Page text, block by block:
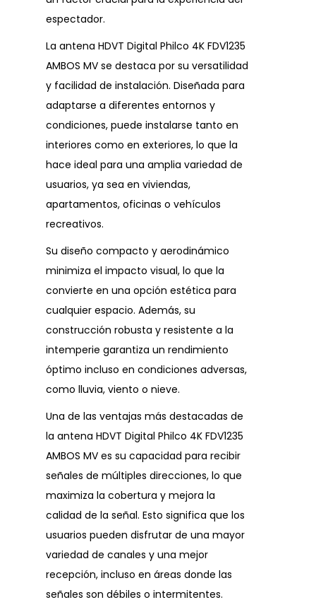
espectador.
La antena HDVT Digital Philco 4K FDV1235
AMBOS MV se destaca por su versatilidad
y facilidad de instalación. Diseñada para
adaptarse a diferentes entornos y
condiciones, puede instalarse tanto en
interiores como en exteriores, lo que la
hace ideal para una amplia variedad de
usuarios, ya sea en viviendas,
apartamentos, oficinas o vehículos
recreativos.
Su diseño compacto y aerodinámico
minimiza el impacto visual, lo que la
convierte en una opción estética para
cualquier espacio. Además, su
construcción robusta y resistente a la
intemperie garantiza un rendimiento
óptimo incluso en condiciones adversas,
como lluvia, viento o nieve.
Una de las ventajas más destacadas de
la antena HDVT Digital Philco 4K FDV1235
AMBOS MV es su capacidad para recibir
señales de múltiples direcciones, lo que
maximiza la cobertura y mejora la
calidad de la señal. Esto significa que los
usuarios pueden disfrutar de una mayor
variedad de canales y una mejor
recepción, incluso en áreas donde las
señales son débiles o intermitentes.